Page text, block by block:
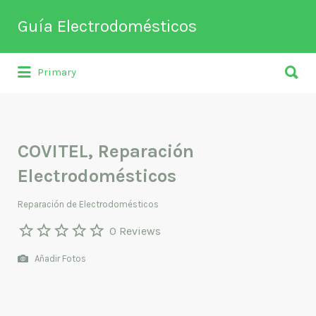
Guía Electrodomésticos
Directorio de empresas relacionadas
Buscar
por:
Primary
por:
COVITEL, Reparación
Electrodomésticos
Reparación de Electrodomésticos
0 Reviews
Añadir Fotos